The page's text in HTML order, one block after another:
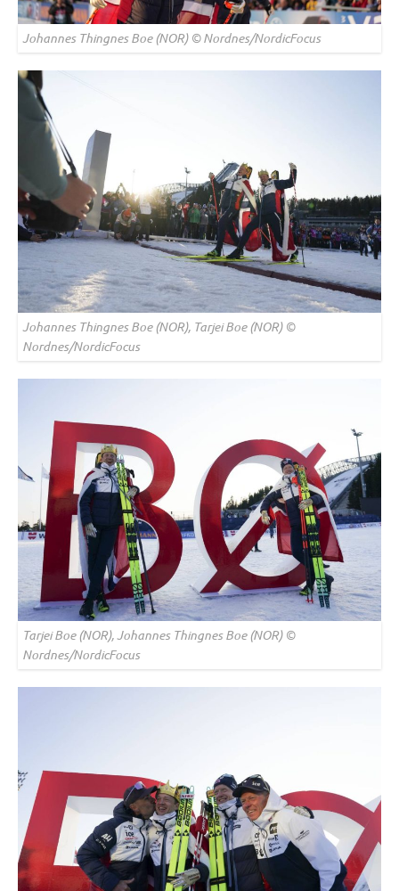
Johannes Thingnes Boe (NOR) © Nordnes/NordicFocus
Johannes Thingnes Boe (NOR), Tarjei Boe (NOR) ©
Nordnes/NordicFocus
Tarjei Boe (NOR), Johannes Thingnes Boe (NOR) ©
Nordnes/NordicFocus